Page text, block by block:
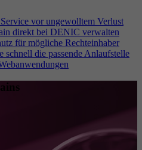
vor ungewolltem Verlust
direkt bei DENIC verwalten
für mögliche Rechteinhaber
schnell die passende Anlaufstelle